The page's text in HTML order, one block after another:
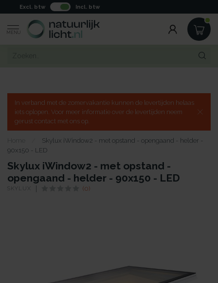
Excl. btw Incl. btw
MENU
In verband met de zomervakantie kunnen de levertijden helaas
iets oplopen. Voor meer informatie over de levertijden neem
gerust contact met ons op.
Home
Skylux iWindow2 - met opstand - opengaand - helder -
90x150 - LED
Skylux iWindow2 - met opstand -
opengaand - helder - 90x150 - LED
SKYLUX (0)